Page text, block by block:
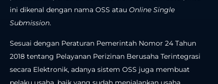
ini dikenal dengan nama OSS atau Online Single
Submission.
Sesuai dengan Peraturan Pemerintah Nomor 24 Tahun
2018 tentang Pelayanan Perizinan Berusaha Terintegrasi
secara Elektronik, adanya sistem OSS juga membuat